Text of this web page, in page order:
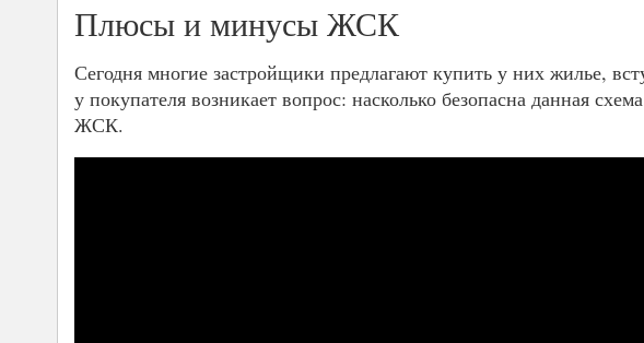
Плюсы и минусы ЖСК
Сегодня многие застройщики предлагают купить у них жилье,
у покупателя возникает вопрос: насколько безопасна данная
ЖСК.